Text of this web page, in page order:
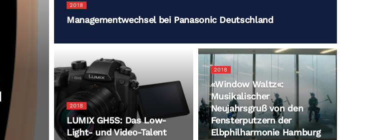
2018
Managementwechsel bei Panasonic Deutschland
2018
LUMIX GH5S: Das Low-
Light- und Video-Talent
2018
«Window Waltz«:
Musikalischer
Neujahrsgruß von den
Fensterputzern der
Elbphilharmonie Hamburg